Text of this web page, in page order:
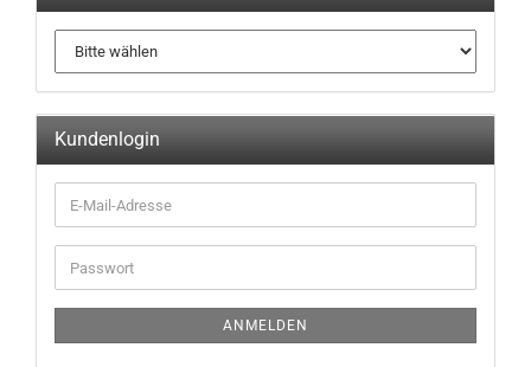
Kundenlogin
ANMELDEN